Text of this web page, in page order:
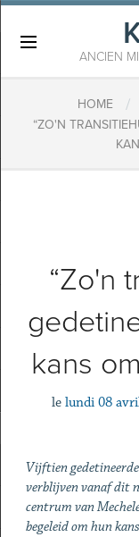
ANCIEN
HOME /
“ZO'N
“Zo'n
kans
le lundi 08
Vijftien
verblijven vanaf dit
centrum van
begeleid om hun